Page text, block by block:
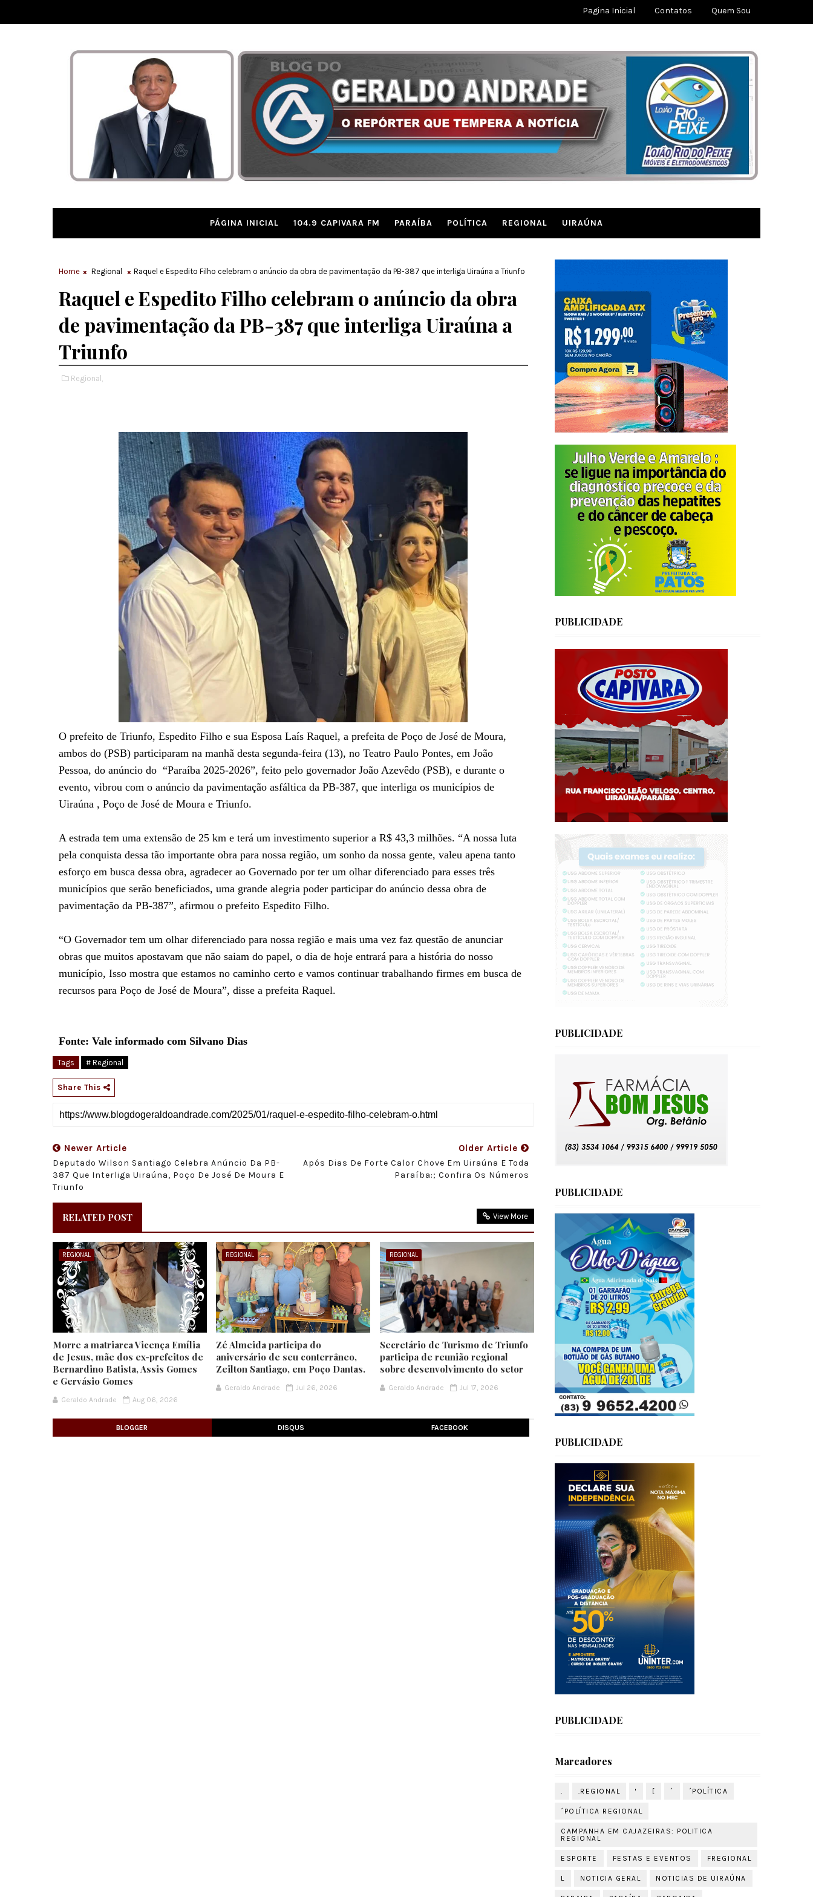
Pagina Inicial Contatos Quem Sou
PÁGINA INICIAL 104.9 CAPIVARA FM PARAÍBA POLÍTICA REGIONAL UIRAÚNA
Home Regional Raquel e Espedito Filho celebram o anúncio da obra de pavimentação da PB-387 que interliga Uiraúna a Triunfo
Raquel e Espedito Filho celebram o anúncio da obra
de pavimentação da PB-387 que interliga Uiraúna a
Triunfo
Regional,
O prefeito de Triunfo, Espedito Filho e sua Esposa Laís Raquel, a prefeita de Poço de José de Moura,
ambos do (PSB) participaram na manhã desta segunda-feira (13), no Teatro Paulo Pontes, em João
Pessoa, do anúncio do “Paraíba 2025-2026”, feito pelo governador João Azevêdo (PSB), e durante o
evento, vibrou com o anúncio da pavimentação asfáltica da PB-387, que interliga os municípios de
Uiraúna , Poço de José de Moura e Triunfo.
A estrada tem uma extensão de 25 km e terá um investimento superior a R$ 43,3 milhões. “A nossa luta
pela conquista dessa tão importante obra para nossa região, um sonho da nossa gente, valeu apena tanto
esforço em busca dessa obra, agradecer ao Governado por ter um olhar diferenciado para esses três
municípios que serão beneficiados, uma grande alegria poder participar do anúncio dessa obra de
pavimentação da PB-387”, afirmou o prefeito Espedito Filho.
“O Governador tem um olhar diferenciado para nossa região e mais uma vez faz questão de anunciar
obras que muitos apostavam que não saiam do papel, o dia de hoje entrará para a história do nosso
município, Isso mostra que estamos no caminho certo e vamos continuar trabalhando firmes em busca de
recursos para Poço de José de Moura”, disse a prefeita Raquel.
Fonte: Vale informado com Silvano Dias
Tags # Regional
Share This
Newer Article
Deputado Wilson Santiago Celebra Anúncio Da PB-
387 Que Interliga Uiraúna, Poço De José De Moura E
Triunfo
Older Article
Após Dias De Forte Calor Chove Em Uiraúna E Toda
Paraíba:; Confira Os Números
RELATED POST View More
REGIONAL
Morre a matriarca Vicença Emília
de Jesus, mãe dos ex-prefeitos de
Bernardino Batista, Assis Gomes
e Gervásio Gomes
Geraldo Andrade Aug 06, 2026
REGIONAL
Zé Almeida participa do
aniversário de seu conterrâneo,
Zeilton Santiago, em Poço Dantas.
Geraldo Andrade Jul 26, 2026
REGIONAL
Secretário de Turismo de Triunfo
participa de reunião regional
sobre desenvolvimento do setor
Geraldo Andrade Jul 17, 2026
BLOGGER DISQUS FACEBOOK
PUBLICIDADE
PUBLICIDADE
PUBLICIDADE
PUBLICIDADE
PUBLICIDADE
Marcadores
. .REGIONAL ' [ ´ ´POLÍTICA
´POLÍTICA REGIONAL
CAMPANHA EM CAJAZEIRAS: POLITICA
REGIONAL
ESPORTE FESTAS E EVENTOS FREGIONAL
L NOTICIA GERAL NOTICIAS DE UIRAÚNA